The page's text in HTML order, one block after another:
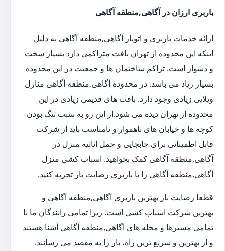
باربری ارزان در آگاهی,منطقه آگاهی
ارائه خدمات باربری و اتوبار آگاهی,منطقه آگاهی به دلیل
اینکه این محدوده از تهران بافت متراکمی دارد بسیار سخت
و دشوار است. تراکم ساختمان ها و جمعیت در این محدوده
بسیار زیاد می باشد. در محدوده آگاهی,منطقه آگاهی منازل
ویلایی زیادی وجود دارد. بافت های قدیمی زیادی در این
محدوده از تهران دیده می شود.از این رو به سبب تنگ بودن
کوچه ها و خیابان های ناهموار و نامناسب باید از شرکت
قابل اطمینانی برای جابجایی و حمل اثاثیه منزل در
آگاهی,منطقه آگاهی کمک بخواهید. اسباب کشی منزل
آگاهی,منطقه آگاهی را با باربری رضایت بار تجربه کنید.
قطعا رضایت بار بهترین باربری آگاهی,منطقه آگاهی و
بهترین شرکت اسباب کشی است. زیرا تمامی رانندگان ما با
تمامی مسیرها و محله های آگاهی,منطقه آگاهی آشنا هستند
و از بهترین و سریع ترین راه، بار را به مقصد می رسانند.